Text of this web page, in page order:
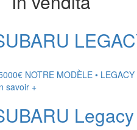
NOTRE MODÈLE •
savoir +